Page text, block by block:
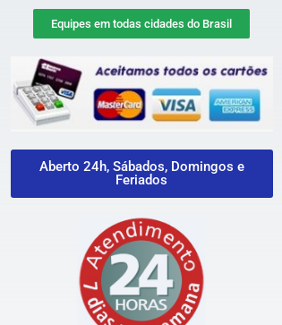
Equipes em todas cidades do Brasil
Aberto 24h, Sábados, Domingos e
Feriados